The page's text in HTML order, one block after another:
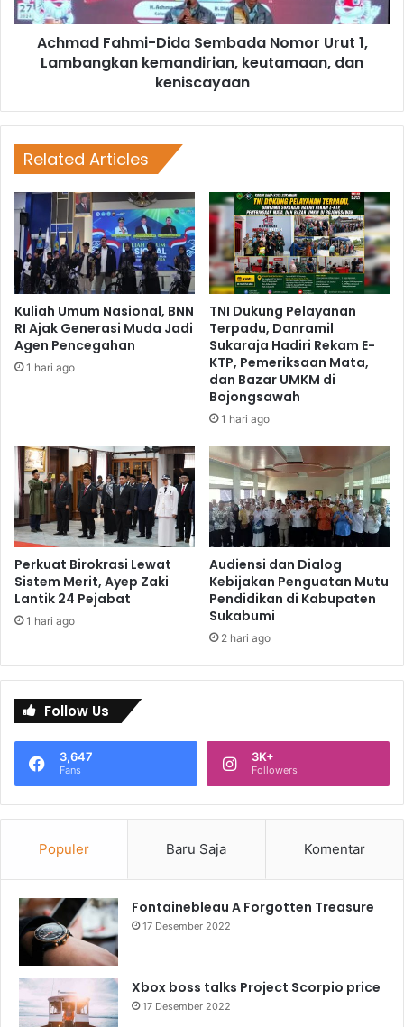
Achmad Fahmi-Dida Sembada Nomor Urut 1,
Lambangkan kemandirian, keutamaan, dan
keniscayaan
Related Articles
Kuliah Umum Nasional, BNN
RI Ajak Generasi Muda Jadi
Agen Pencegahan
1 hari ago
TNI Dukung Pelayanan
Terpadu, Danramil
Sukaraja Hadiri Rekam E-
KTP, Pemeriksaan Mata,
dan Bazar UMKM di
Bojongsawah
1 hari ago
Perkuat Birokrasi Lewat
Sistem Merit, Ayep Zaki
Lantik 24 Pejabat
1 hari ago
Audiensi dan Dialog
Kebijakan Penguatan Mutu
Pendidikan di Kabupaten
Sukabumi
2 hari ago
Follow Us
3,647
Fans
3K+
Followers
Populer Baru Saja Komentar
Fontainebleau A Forgotten Treasure
17 Desember 2022
Xbox boss talks Project Scorpio price
17 Desember 2022